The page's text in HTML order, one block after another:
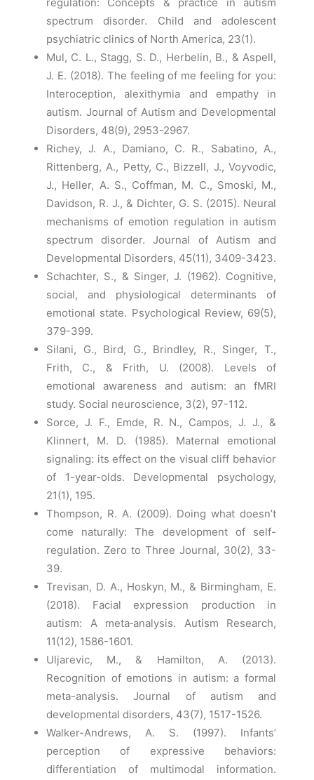
spectrum disorder. Child and adolescent
psychiatric clinics of North America, 23(1).
Mul, C. L., Stagg, S. D., Herbelin, B., & Aspell,
J. E. (2018). The feeling of me feeling for you:
Interoception, alexithymia and empathy in
autism. Journal of Autism and Developmental
Disorders, 48(9), 2953-2967.
Richey, J. A., Damiano, C. R., Sabatino, A.,
Rittenberg, A., Petty, C., Bizzell, J., Voyvodic,
J., Heller, A. S., Coffman, M. C., Smoski, M.,
Davidson, R. J., & Dichter, G. S. (2015). Neural
mechanisms of emotion regulation in autism
spectrum disorder. Journal of Autism and
Developmental Disorders, 45(11), 3409-3423.
Schachter, S., & Singer, J. (1962). Cognitive,
social, and physiological determinants of
emotional state. Psychological Review, 69(5),
379-399.
Silani, G., Bird, G., Brindley, R., Singer, T.,
Frith, C., & Frith, U. (2008). Levels of
emotional awareness and autism: an fMRI
study. Social neuroscience, 3(2), 97-112.
Sorce, J. F., Emde, R. N., Campos, J. J., &
Klinnert, M. D. (1985). Maternal emotional
signaling: its effect on the visual cliff behavior
of 1-year-olds. Developmental psychology,
21(1), 195.
Thompson, R. A. (2009). Doing what doesn’t
come naturally: The development of self-
regulation. Zero to Three Journal, 30(2), 33-
39.
Trevisan, D. A., Hoskyn, M., & Birmingham, E.
(2018). Facial expression production in
autism: A meta‐analysis. Autism Research,
11(12), 1586-1601.
Uljarevic, M., & Hamilton, A. (2013).
Recognition of emotions in autism: a formal
meta-analysis. Journal of autism and
developmental disorders, 43(7), 1517-1526.
Walker-Andrews, A. S. (1997). Infants’
perception of expressive behaviors:
differentiation of multimodal information.